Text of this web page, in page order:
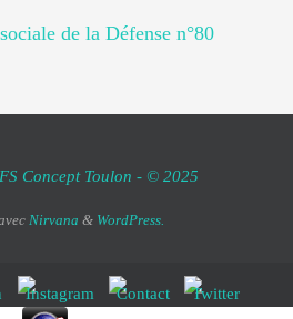
de la Défense n°80
Concept Toulon - © 2025
Nirvana & WordPress.